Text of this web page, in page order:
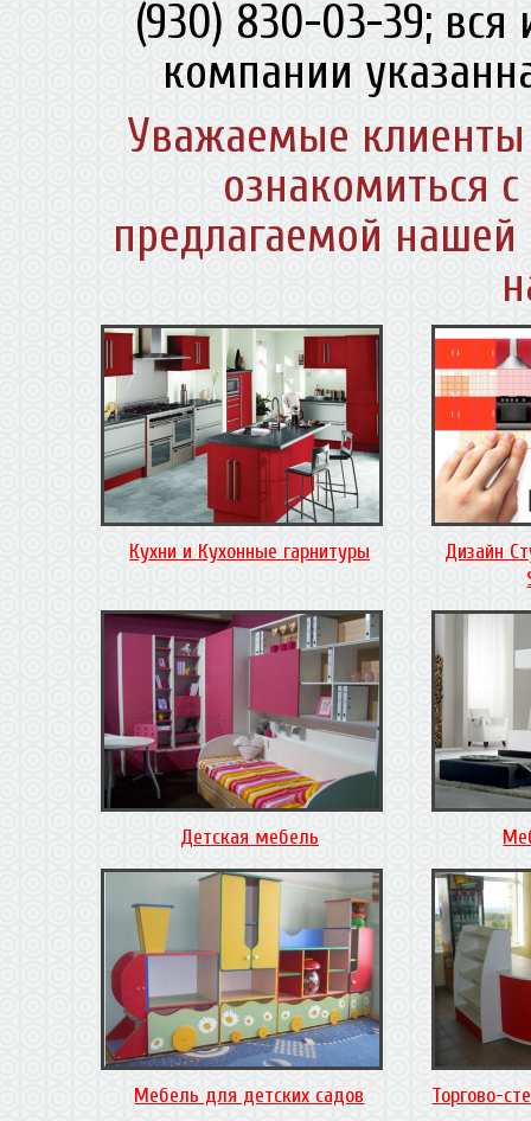
(930) 830-03-39;
компании
Уважаемые
ознакомиться
предлагаемой
Кухни и Кухонные гарнитуры
Дизайн
Детская мебель
Мебель для детских садов Торгово-